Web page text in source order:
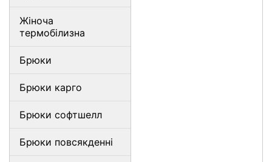
Жіноча
термобілизна
Брюки
Брюки карго
Брюки софтшелл
Брюки повсякденні